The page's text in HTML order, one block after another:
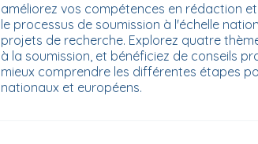
améliorez vos compétences en rédaction
le processus de soumission à l'échelle
projets de recherche. Explorez quatre
à la soumission, et bénéficiez de conseils
mieux comprendre les différentes étapes
nationaux et européens.